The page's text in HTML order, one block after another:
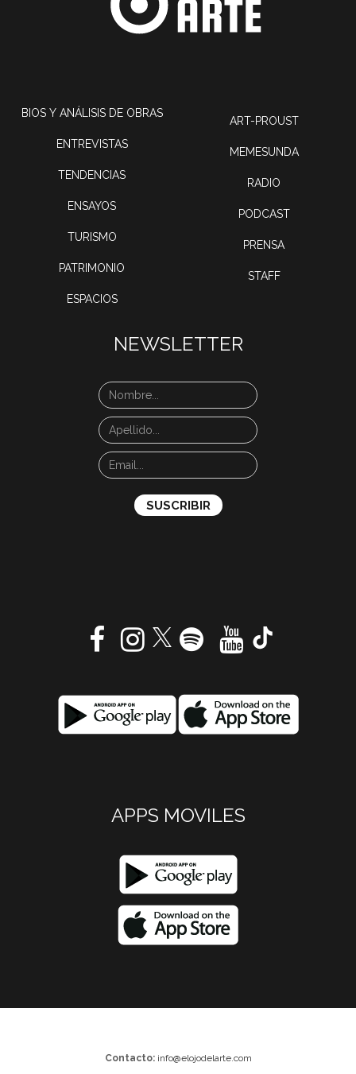
BIOS Y ANÁLISIS DE OBRAS
ENTREVISTAS
TENDENCIAS
ENSAYOS
TURISMO
PATRIMONIO
ESPACIOS
ART-PROUST
MEMESUNDA
RADIO
PODCAST
PRENSA
STAFF
NEWSLETTER
APPS MOVILES
Contacto: info@elojodelarte.com